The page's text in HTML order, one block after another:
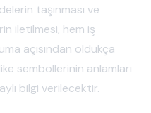
taşınması ve
iletilmesi, hem iş
açısından oldukça
sembollerinin anlamları
bilgi verilecektir.